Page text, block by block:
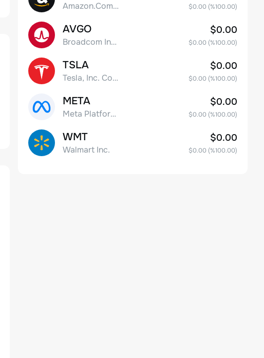
Amazon.Com Inc $0.00(%100.00)
AVGO
Broadcom Inc. Common Stock
$0.00
$0.00(%100.00)
TSLA
Tesla, Inc. Common Stock
$0.00
$0.00(%100.00)
META
Meta Platforms, Inc. Class A Common Stock
$0.00
$0.00(%100.00)
WMT
Walmart Inc.
$0.00
$0.00(%100.00)